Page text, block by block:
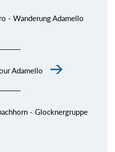
- Wanderung Adamello
Adamello
- Glocknergruppe